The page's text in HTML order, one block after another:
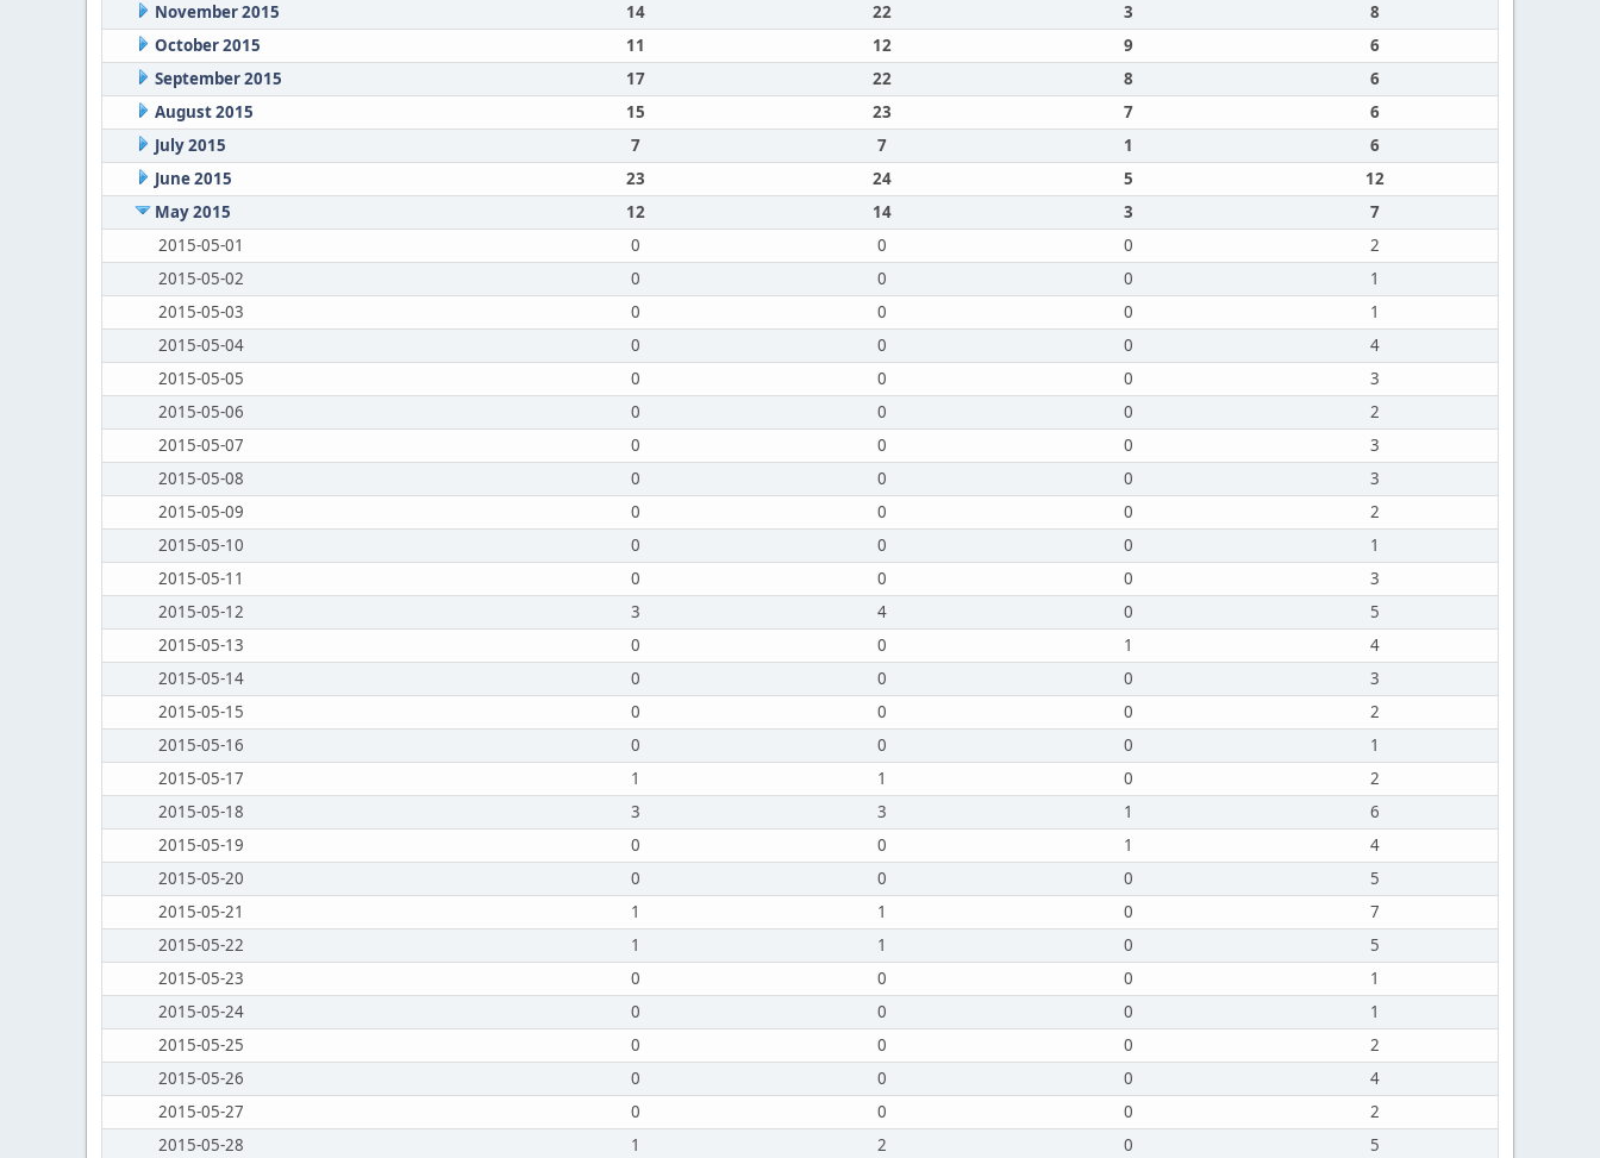
November 2015
14 22 3
8
October 2015
11 12 9
6
September 2015
17 22 8
6
August 2015
15 23 7
6
July 2015
7 7 1
6
June 2015
23 24 5
12
May 2015
12 14 3
7
2015-05-01
0 0 0
2
2015-05-02
0 0 0
1
2015-05-03
0 0 0
1
2015-05-04
0 0 0
4
2015-05-05
0 0 0
3
2015-05-06
0 0 0
2
2015-05-07
0 0 0
3
2015-05-08
0 0 0
3
2015-05-09
0 0 0
2
2015-05-10
0 0 0
1
2015-05-11
0 0 0
3
2015-05-12
3 4 0
5
2015-05-13
0 0 1
4
2015-05-14
0 0 0
3
2015-05-15
0 0 0
2
2015-05-16
0 0 0
1
2015-05-17
1 1 0
2
2015-05-18
3 3 1
6
2015-05-19
0 0 1
4
2015-05-20
0 0 0
5
2015-05-21
1 1 0
7
2015-05-22
1 1 0
5
2015-05-23
0 0 0
1
2015-05-24
0 0 0
1
2015-05-25
0 0 0
2
2015-05-26
0 0 0
4
2015-05-27
0 0 0
2
2015-05-28
1 2 0 5